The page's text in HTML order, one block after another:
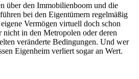
über den Immobilienboom und die
bei den Eigentümern regelmäßig
Vermögen virtuell doch schon
nicht in den Metropolen oder deren
veränderte Bedingungen. Und wer
Eigenheim verliert sogar an Wert.